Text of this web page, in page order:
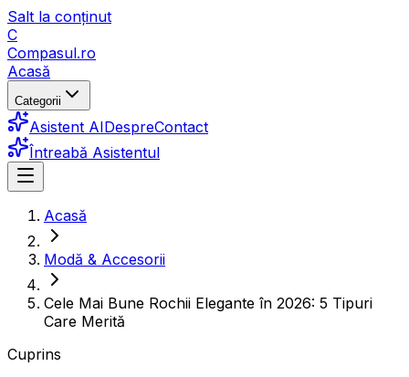
Salt la conținut
C
Compasul.ro
Acasă
Categorii
Asistent AIDespreContact
Întreabă Asistentul
Acasă
Modă & Accesorii
Cele Mai Bune Rochii Elegante în 2026: 5 Tipuri
Care Merită
Cuprins